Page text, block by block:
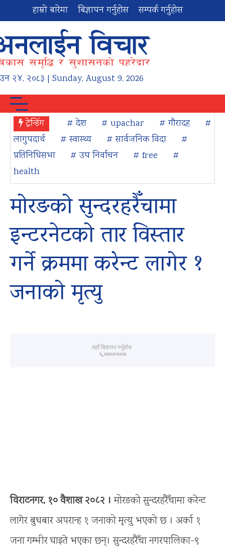
हाम्रो बारेमा बिज्ञापन गर्नुहोस सम्पर्क गर्नुहोस
२४, २०८३ | Sunday, August 9, 2026
ट्रेन्डिंग # देश # upachar # गौरादह
#
लागुपदार्थ
# स्वास्थ्य # सार्वजनिक विदा
#
प्रतिनिधिसभा
# उप निर्वाचन # free
#
health
मोरङको सुन्दरहरैँचामा
इन्टरनेटको तार विस्तार
गर्ने क्रममा करेन्ट लागेर १
जनाको मृत्यु
विराटनगर, १० वैशाख २०८२ । मोरङको सुन्दरहरैँचामा करेन्ट
लागेर बुधबार अपरान्ह १ जनाको मृत्यु भएको छ । अर्का १
जना गम्भीर घाइते भएका छन्। सुन्दरहरैँचा नगरपालिका-९